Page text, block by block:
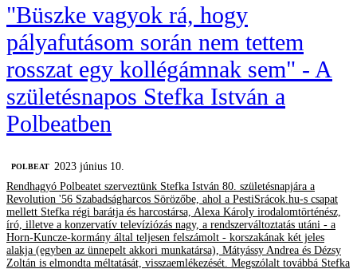
"Büszke vagyok rá, hogy
pályafutásom során nem tettem
rosszat egy kollégámnak sem" - A
születésnapos Stefka István a
Polbeatben
‎POLBEAT
2023 június 10.
Rendhagyó Polbeatet szerveztünk Stefka István 80. születésnapjára a
Revolution '56 Szabadságharcos Sörözőbe, ahol a PestiSrácok.hu-s csapat
mellett Stefka régi barátja és harcostársa, Alexa Károly irodalomtörténész,
író, illetve a konzervatív televíziózás nagy, a rendszerváltoztatás utáni - a
Horn-Kuncze-kormány által teljesen felszámolt - korszakának két jeles
alakja (egyben az ünnepelt akkori munkatársa), Mátyássy Andrea és Dézsy
Zoltán is elmondta méltatását, visszaemlékezését. Megszólalt továbbá Stefka